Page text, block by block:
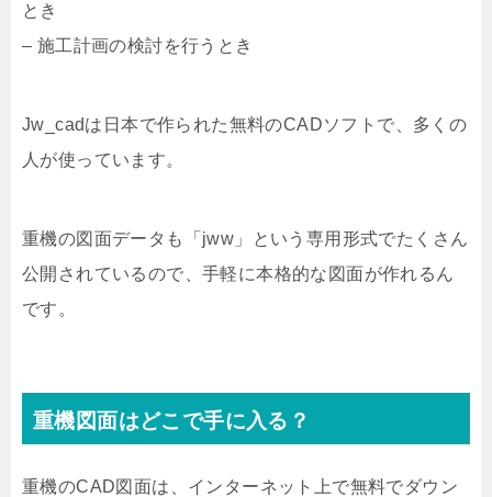
とき
– 施工計画の検討を行うとき
Jw_cadは日本で作られた無料のCADソフトで、多くの
人が使っています。
重機の図面データも「jww」という専用形式でたくさん
公開されているので、手軽に本格的な図面が作れるん
です。
重機図面はどこで手に入る？
重機のCAD図面は、インターネット上で無料でダウン